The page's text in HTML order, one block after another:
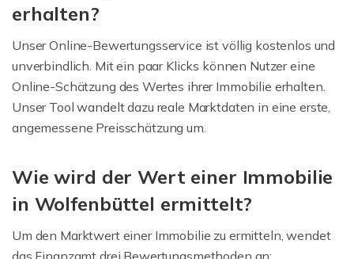
erhalten?
Unser Online-Bewertungsservice ist völlig kostenlos und
unverbindlich. Mit ein paar Klicks können Nutzer eine
Online-Schätzung des Wertes ihrer Immobilie erhalten.
Unser Tool wandelt dazu reale Marktdaten in eine erste,
angemessene Preisschätzung um.
Wie wird der Wert einer Immobilie
in Wolfenbüttel ermittelt?
Um den Marktwert einer Immobilie zu ermitteln, wendet
das Finanzamt drei Bewertungsmethoden an: